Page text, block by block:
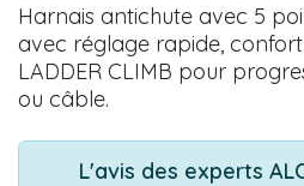
Harnais antichute avec 5
avec réglage rapide,
LADDER CLIMB pour
ou câble.
L'avis des experts